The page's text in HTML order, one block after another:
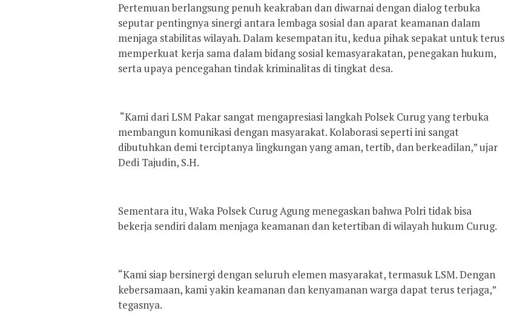
‎Pertemuan berlangsung penuh keakraban dan diwarnai dengan dialog terbuka
seputar pentingnya sinergi antara lembaga sosial dan aparat keamanan dalam
menjaga stabilitas wilayah. Dalam kesempatan itu, kedua pihak sepakat untuk terus
memperkuat kerja sama dalam bidang sosial kemasyarakatan, penegakan hukum,
serta upaya pencegahan tindak kriminalitas di tingkat desa.
‎ “Kami dari LSM Pakar sangat mengapresiasi langkah Polsek Curug yang terbuka
membangun komunikasi dengan masyarakat. Kolaborasi seperti ini sangat
dibutuhkan demi terciptanya lingkungan yang aman, tertib, dan berkeadilan,” ujar
Dedi Tajudin, S.H.
‎Sementara itu, Waka Polsek Curug Agung menegaskan bahwa Polri tidak bisa
bekerja sendiri dalam menjaga keamanan dan ketertiban di wilayah hukum Curug.
‎“Kami siap bersinergi dengan seluruh elemen masyarakat, termasuk LSM. Dengan
kebersamaan, kami yakin keamanan dan kenyamanan warga dapat terus terjaga,”
tegasnya.